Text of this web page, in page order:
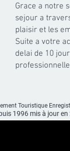
Grace a notre
sejour a
plaisir et les
Suite a votre
delai de 10
Touristique
1996 mis à jour en